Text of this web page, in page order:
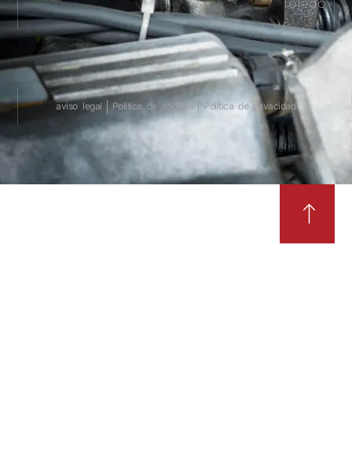
Toledo
aviso legal Política de cookies Política de privacidad